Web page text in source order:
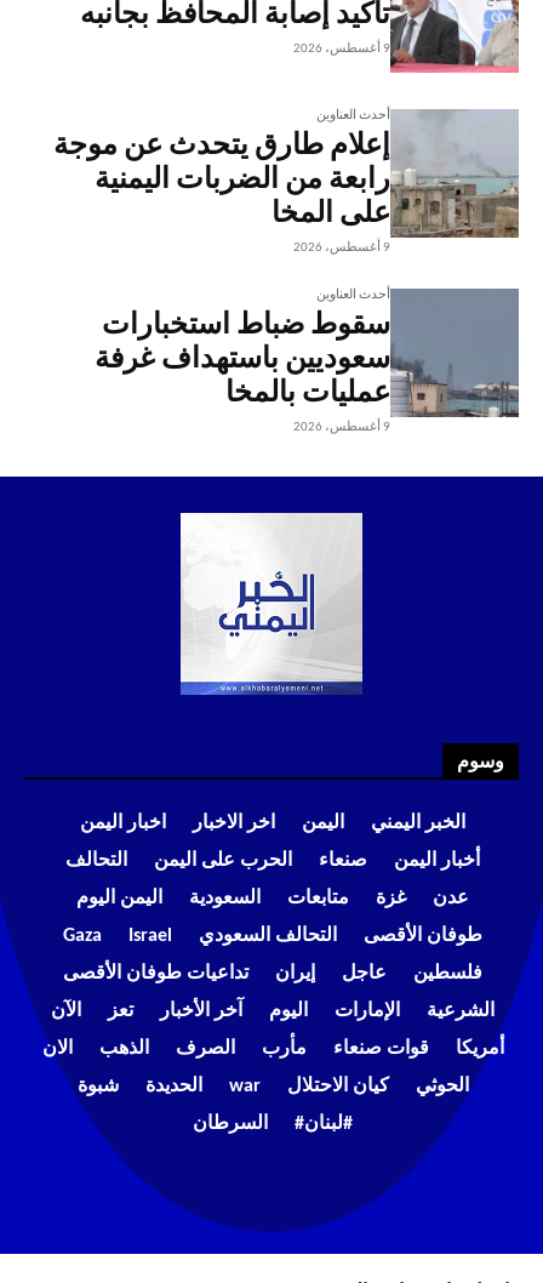
تأكيد إصابة المحافظ بجانبه
9 أغسطس، 2026
أحدث العناوين
إعلام طارق يتحدث عن موجة
رابعة من الضربات اليمنية
على المخا
9 أغسطس، 2026
أحدث العناوين
سقوط ضباط استخبارات
سعوديين باستهداف غرفة
عمليات بالمخا
9 أغسطس، 2026
وسوم
الخبر اليمني اليمن اخر الاخبار
اخبار اليمن
أخبار اليمن
صنعاء الحرب على اليمن
التحالف
عدن
غزة متابعات السعودية
اليمن اليوم
طوفان الأقصى
التحالف السعودي Israel
Gaza
فلسطين
عاجل إيران
تداعيات طوفان الأقصى
الشرعية
الإمارات اليوم آخر الأخبار تعز
الآن
أمريكا
قوات صنعاء مأرب الصرف الذهب
الان
الحوثي
كيان الاحتلال war الحديدة
شبوة
#لبنان#
السرطان